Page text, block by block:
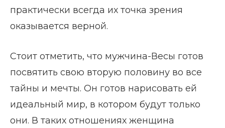
практически всегда их точка зрения
оказывается верной.
Стоит отметить, что мужчина-Весы готов
посвятить свою вторую половину во все
тайны и мечты. Он готов нарисовать ей
идеальный мир, в котором будут только
они. В таких отношениях женщина